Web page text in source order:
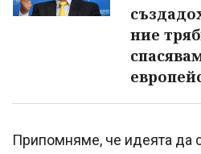
ние
Припомняме, че идеята да